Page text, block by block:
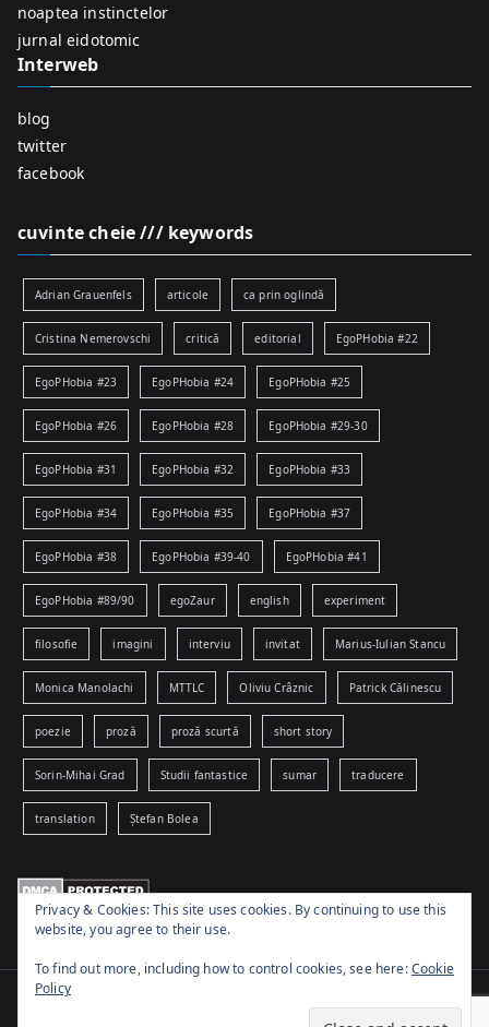
noaptea instinctelor
jurnal eidotomic
Interweb
blog
twitter
facebook
cuvinte cheie /// keywords
Adrian Grauenfels articole ca prin oglindă
Cristina Nemerovschi critică editorial EgoPHobia #22
EgoPHobia #23 EgoPHobia #24 EgoPHobia #25
EgoPHobia #26 EgoPHobia #28 EgoPHobia #29-30
EgoPHobia #31 EgoPHobia #32 EgoPHobia #33
EgoPHobia #34 EgoPHobia #35 EgoPHobia #37
EgoPHobia #38 EgoPHobia #39-40 EgoPHobia #41
EgoPHobia #89/90 egoZaur english experiment
filosofie imagini interviu invitat Marius-Iulian Stancu
Monica Manolachi MTTLC Oliviu Crâznic Patrick Călinescu
poezie proză proză scurtă short story
Sorin-Mihai Grad Studii fantastice sumar traducere
translation Ștefan Bolea
. Powered byZakraand
Privacy & Cookies: This site uses cookies. By continuing to use this
website, you agree to their use.
To find out more, including how to control cookies, see here:Cookie
Policy